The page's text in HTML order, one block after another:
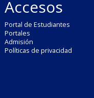
Accesos
Portal de Estudiantes
Portales
Admisión
Políticas de privacidad